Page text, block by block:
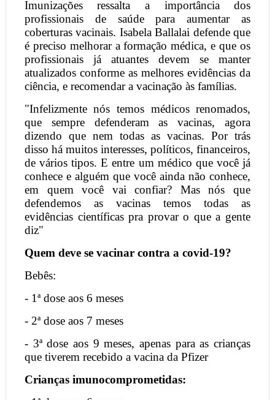
Imunizações ressalta a importância dos
profissionais de saúde para aumentar as
coberturas vacinais. Isabela Ballalai defende que
é preciso melhorar a formação médica, e que os
profissionais já atuantes devem se manter
atualizados conforme as melhores evidências da
ciência, e recomendar a vacinação às famílias.
"Infelizmente nós temos médicos renomados,
que sempre defenderam as vacinas, agora
dizendo que nem todas as vacinas. Por trás
disso há muitos interesses, políticos, financeiros,
de vários tipos. E entre um médico que você já
conhece e alguém que você ainda não conhece,
em quem você vai confiar? Mas nós que
defendemos as vacinas temos todas as
evidências científicas pra provar o que a gente
diz"
Quem deve se vacinar contra a covid-19?
Bebês:
- 1ª dose aos 6 meses
- 2ª dose aos 7 meses
- 3ª dose aos 9 meses, apenas para as crianças
que tiverem recebido a vacina da Pfizer
Crianças imunocomprometidas: